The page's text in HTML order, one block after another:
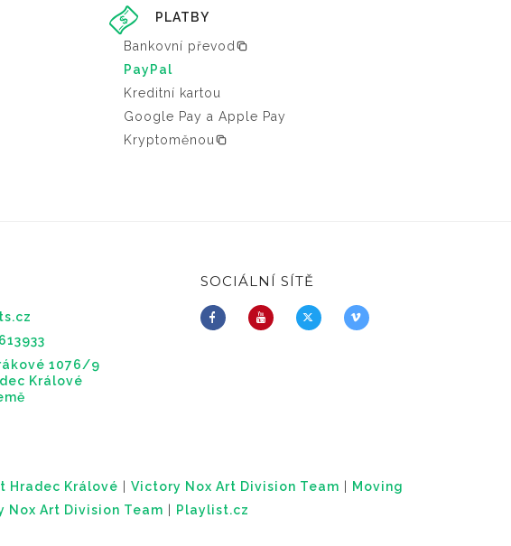
PLATBY
Bankovní převod
PayPal
Kreditní kartou
Google Pay a Apple Pay
Kryptoměnou
1076/9
Králové
SOCIÁLNÍ SÍTĚ
Hradec Králové Victory Nox Art Division Team
Moving
Nox Art Division Team Playlist.cz